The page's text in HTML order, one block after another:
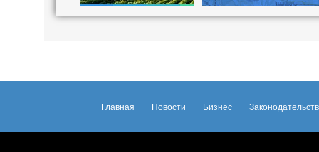
Главная Новости Бизнес